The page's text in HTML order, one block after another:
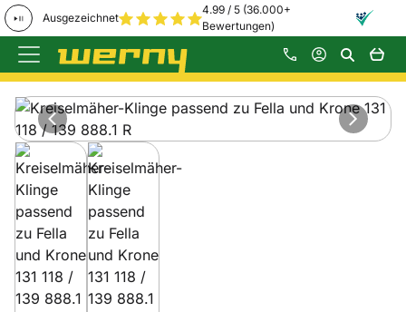
Ausgezeichnet
4.99 / 5 (36.000+
Bewertungen)
Zum Hauptinhalt springen
Produktgalerie
Zur Kaufbox springen